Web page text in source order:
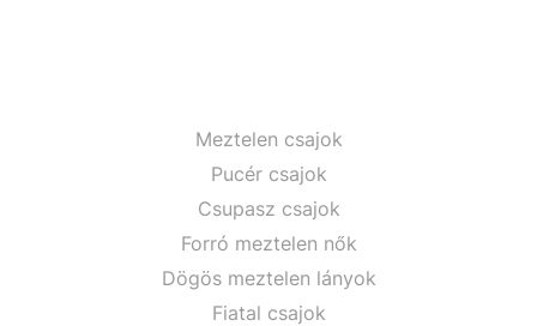
Meztelen csajok
Pucér csajok
Csupasz csajok
Forró meztelen nők
Dögös meztelen lányok
Fiatal csajok